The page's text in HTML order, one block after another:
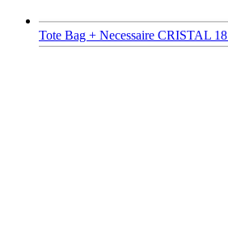
Tote Bag + Necessaire CRISTAL 18